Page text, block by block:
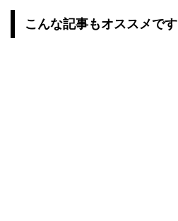
こんな記事もオススメです